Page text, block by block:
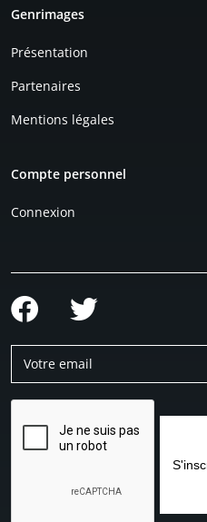
Genrimages
Présentation
Partenaires
Mentions légales
Compte personnel
Connexion